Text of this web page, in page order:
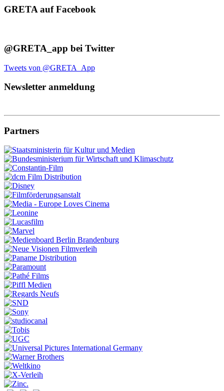
GRETA auf Facebook
@GRETA_app bei Twitter
Tweets von @GRETA_App
Newsletter anmeldung
Partners